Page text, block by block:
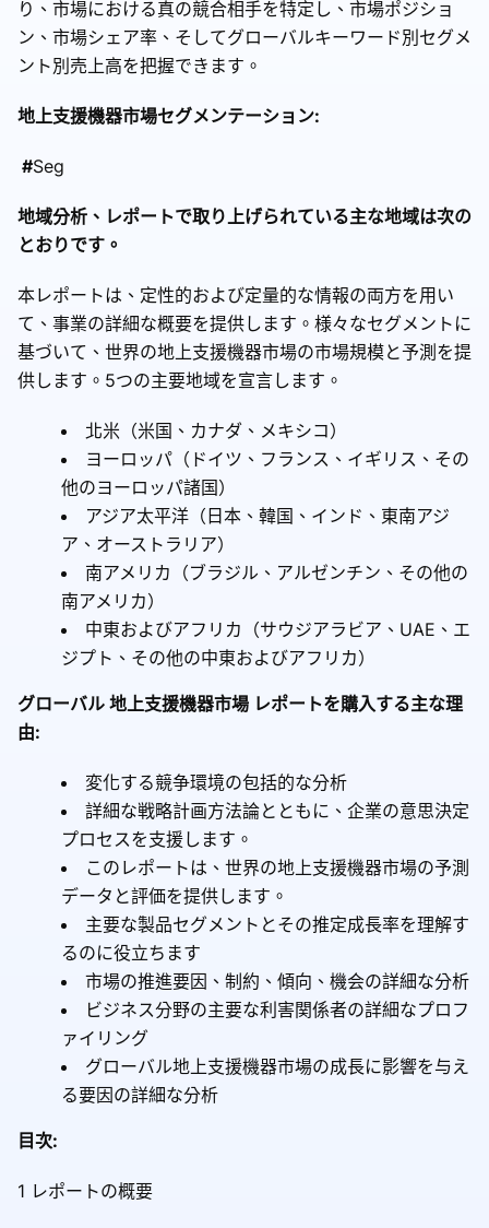
り、市場における真の競合相手を特定し、市場ポジショ
ン、市場シェア率、そしてグローバルキーワード別セグメ
ント別売上高を把握できます。
地上支援機器市場セグメンテーション:
#Seg
地域分析、レポートで取り上げられている主な地域は次の
とおりです。
本レポートは、定性的および定量的な情報の両方を用い
て、事業の詳細な概要を提供します。様々なセグメントに
基づいて、世界の地上支援機器市場の市場規模と予測を提
供します。5つの主要地域を宣言します。
北米（米国、カナダ、メキシコ）
ヨーロッパ（ドイツ、フランス、イギリス、その
他のヨーロッパ諸国）
アジア太平洋（日本、韓国、インド、東南アジ
ア、オーストラリア）
南アメリカ（ブラジル、アルゼンチン、その他の
南アメリカ）
中東およびアフリカ（サウジアラビア、UAE、エ
ジプト、その他の中東およびアフリカ）
グローバル 地上支援機器市場 レポートを購入する主な理
由:
変化する競争環境の包括的な分析
詳細な戦略計画方法論とともに、企業の意思決定
プロセスを支援します。
このレポートは、世界の地上支援機器市場の予測
データと評価を提供します。
主要な製品セグメントとその推定成長率を理解す
るのに役立ちます
市場の推進要因、制約、傾向、機会の詳細な分析
ビジネス分野の主要な利害関係者の詳細なプロフ
ァイリング
グローバル地上支援機器市場の成長に影響を与え
る要因の詳細な分析
目次:
1 レポートの概要